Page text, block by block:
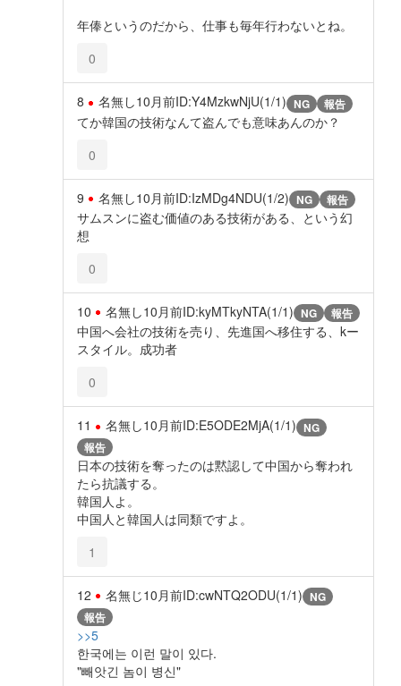
年俸というのだから、仕事も毎年行わないとね。
0
8 名無し10月前ID:Y4MzkwNjU(1/1) NG 報告
てか韓国の技術なんて盗んでも意味あんのか？
0
9 名無し10月前ID:IzMDg4NDU(1/2) NG 報告
サムスンに盗む価値のある技術がある、という幻
想
0
10 名無し10月前ID:kyMTkyNTA(1/1) NG 報告
中国へ会社の技術を売り、先進国へ移住する、kー
スタイル。成功者
0
11 名無し10月前ID:E5ODE2MjA(1/1) NG
報告
日本の技術を奪ったのは黙認して中国から奪われ
たら抗議する。
韓国人よ。
中国人と韓国人は同類ですよ。
1
12 名無じ10月前ID:cwNTQ2ODU(1/1) NG
報告
>>5
한국에는 이런 말이 있다.
"빼앗긴 놈이 병신"